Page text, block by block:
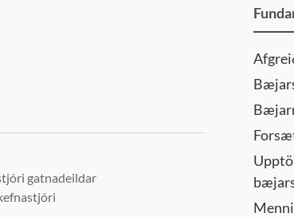
gatnadeildar